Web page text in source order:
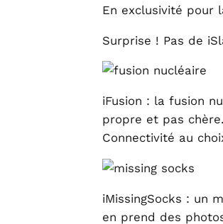
En exclusivité pour
Surprise ! Pas de
iFusion : la fusion
propre et pas
Connectivité au
iMissingSocks : un
en prend des